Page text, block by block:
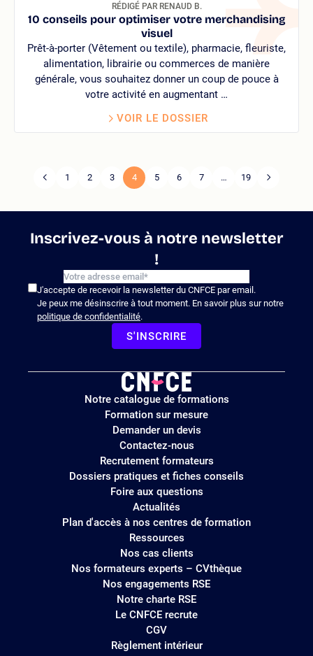
RÉDIGÉ PAR RENAUD B.
10 conseils pour optimiser votre merchandising
visuel
Prêt-à-porter (Vêtement ou textile), pharmacie, fleuriste,
alimentation, librairie ou commerces de manière
générale, vous souhaitez donner un coup de pouce à
votre activité en augmentant …
VOIR LE DOSSIER
Page
1 2 3 4 5 6 7 … 19
Page
Inscrivez-vous à notre newsletter
!
J'accepte de recevoir la newsletter du CNFCE par email.
Je peux me désinscrire à tout moment. En savoir plus sur notre
politique de confidentialité.
S'INSCRIRE
Logo
site
Notre catalogue de formations
Formation sur mesure
Demander un devis
Contactez-nous
Recrutement formateurs
Dossiers pratiques et fiches conseils
Foire aux questions
Actualités
Plan d'accès à nos centres de formation
Ressources
Nos cas clients
Nos formateurs experts – CVthèque
Nos engagements RSE
Notre charte RSE
Le CNFCE recrute
CGV
Règlement intérieur